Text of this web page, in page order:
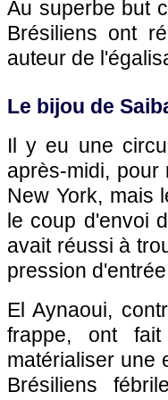
Au superbe but
Brésiliens ont
auteur de
Le bijou de
Il y eu une
après-midi, pour
New York, mais
le coup d'envoi
avait réussi à
pression
El Aynaoui,
frappe, ont
matérialiser une
Brésiliens